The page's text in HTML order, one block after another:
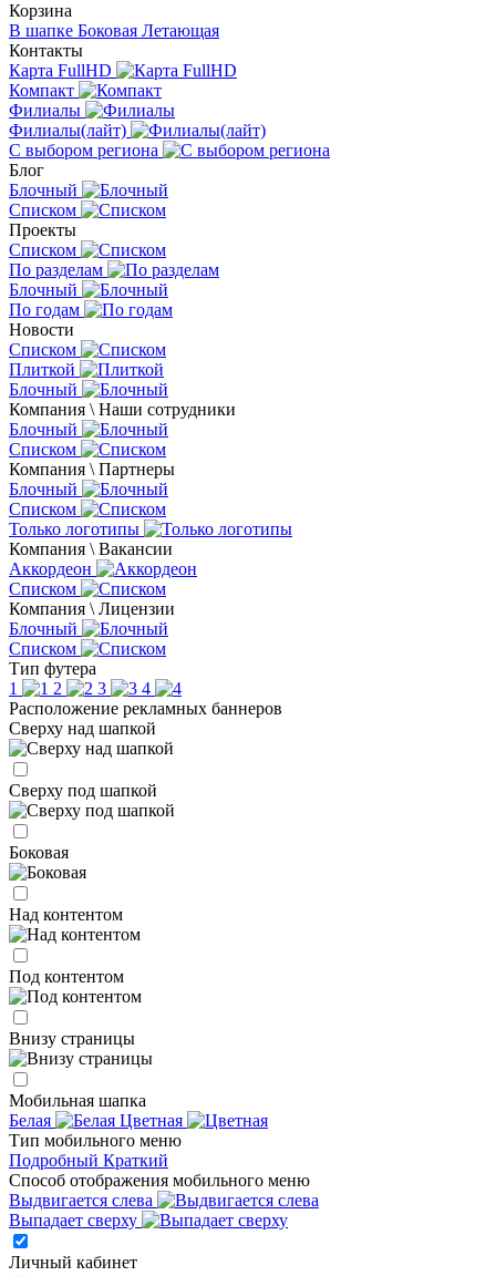
Корзина
В шапке Боковая Летающая
Контакты
Карта FullHD
Компакт
Филиалы
Филиалы(лайт)
С выбором региона
Блог
Блочный
Списком
Проекты
Списком
По разделам
Блочный
По годам
Новости
Списком
Плиткой
Блочный
Компания \ Наши сотрудники
Блочный
Списком
Компания \ Партнеры
Блочный
Списком
Только логотипы
Компания \ Вакансии
Аккордеон
Списком
Компания \ Лицензии
Блочный
Списком
Тип футера
1
2 3
4
Расположение рекламных баннеров
Сверху над шапкой
Сверху под шапкой
Боковая
Над контентом
Под контентом
Внизу страницы
Мобильная шапка
Белая
Цветная
Тип мобильного меню
Подробный Краткий
Способ отображения мобильного меню
Выдвигается слева
Выпадает сверху
Личный кабинет